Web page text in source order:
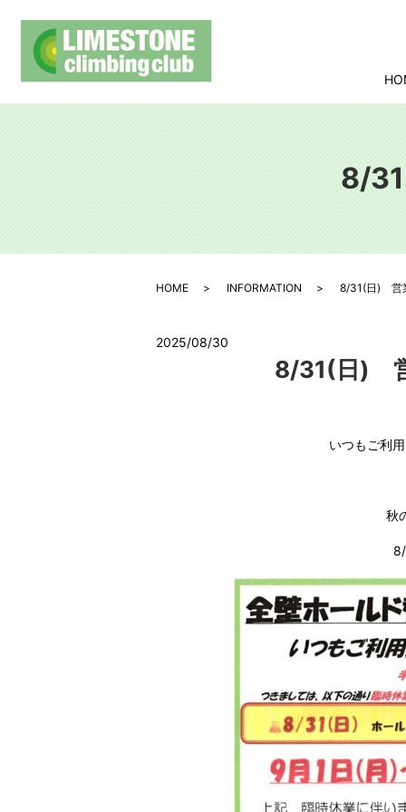
8/
HOME INFORMATION 8/31(日) 営
2025/08/30
8/31(日)
いつもご利
秋